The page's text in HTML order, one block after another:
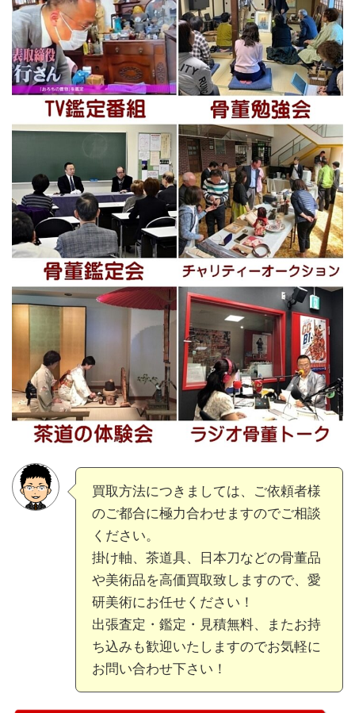
買取方法につきましては、ご依頼者様
のご都合に極力合わせますのでご相談
ください。
掛け軸、茶道具、日本刀などの骨董品
や美術品を高価買取致しますので、愛
研美術にお任せください！
出張査定・鑑定・見積無料、またお持
ち込みも歓迎いたしますのでお気軽に
お問い合わせ下さい！